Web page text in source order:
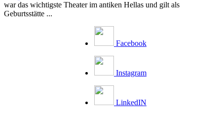
war das wichtigste Theater im antiken Hellas und gilt als
Geburtsstätte ...
Facebook
Instagram
LinkedIN